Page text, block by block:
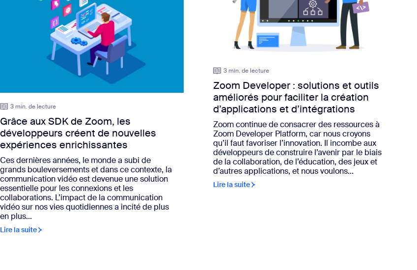
3 min. de lecture
Grâce aux SDK de Zoom, les
développeurs créent de nouvelles
expériences enrichissantes
Ces dernières années, le monde a subi de
grands bouleversements et dans ce contexte, la
communication vidéo est devenue une solution
essentielle pour les connexions et les
collaborations. L’impact de la communication
vidéo sur nos vies quotidiennes a incité de plus
en plus...
Lire la suite
3 min. de lecture
Zoom Developer : solutions et outils
améliorés pour faciliter la création
d’applications et d’intégrations
Zoom continue de consacrer des ressources à
Zoom Developer Platform, car nous croyons
qu’il faut favoriser l’innovation. Il incombe aux
développeurs de construire l’avenir par le biais
de la collaboration, de l’éducation, des jeux et
d’autres applications, et nous voulons...
Lire la suite